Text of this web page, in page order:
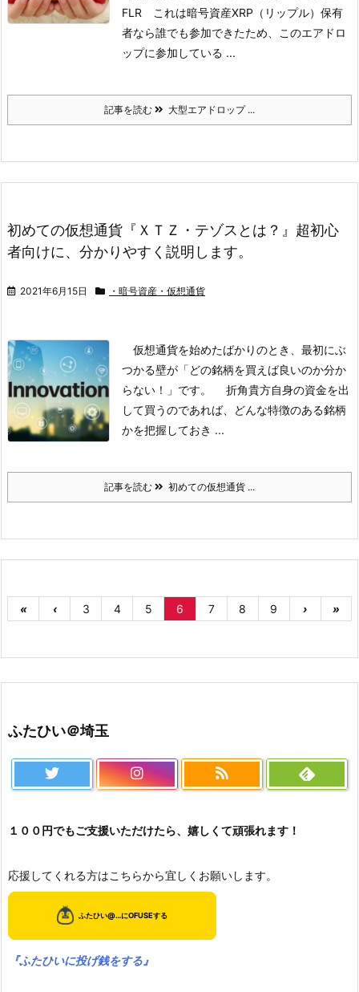
FLR これは暗号資産XRP（リップル）保有
者なら誰でも参加できたため、このエアドロ
ップに参加している ...
記事を読む 大型エアドロップ ...
初めての仮想通貨『ＸＴＺ・テゾスとは？』超初心
者向けに、分かりやすく説明します。
2021年6月15日 ・暗号資産・仮想通貨
仮想通貨を始めたばかりのとき、最初にぶ
つかる壁が 「どの銘柄を買えば良いのか分か
らない！」 です。
折角貴方自身の資金を出
して買うのであれば、どんな特徴のある銘柄
かを把握しておき ...
記事を読む 初めての仮想通貨 ...
« ‹ 3 4 5 6 7 8 9 › »
ふたひい＠埼玉
１００円でもご支援いただけたら、嬉しくて頑張れます！
応援してくれる方はこちらから宜しくお願いします。
『ふたひいに投げ銭をする』